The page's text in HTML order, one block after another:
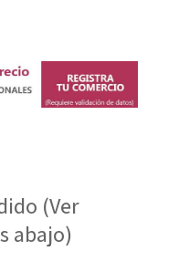
(Ver
abajo)